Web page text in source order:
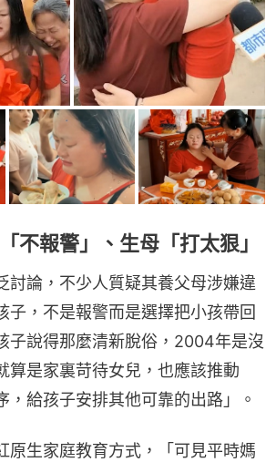
不報警」、生母「打太狠」
討論，不少人質疑其養父母涉嫌違
子，不是報警而是選擇把小孩帶回
子說得那麼清新脫俗，2004年是沒
算是家裏苛待女兒，也應該推動
，給孩子安排其他可靠的出路」。
原生家庭教育方式，「可見平時媽